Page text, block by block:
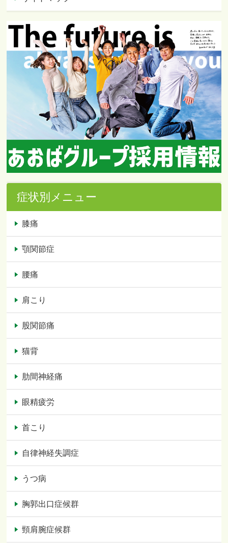
症状別メニュー
膝痛
顎関節症
腰痛
肩こり
股関節痛
猫背
肋間神経痛
眼精疲労
首こり
自律神経失調症
うつ病
胸郭出口症候群
頸肩腕症候群